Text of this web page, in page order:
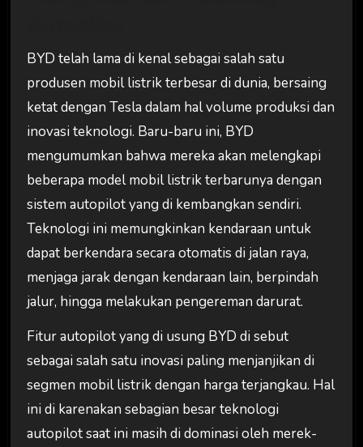
BYD telah lama di kenal sebagai salah satu
produsen mobil listrik terbesar di dunia, bersaing
ketat dengan Tesla dalam hal volume produksi dan
inovasi teknologi. Baru-baru ini, BYD
mengumumkan bahwa mereka akan melengkapi
beberapa model mobil listrik terbarunya dengan
sistem autopilot yang di kembangkan sendiri.
Teknologi ini memungkinkan kendaraan untuk
dapat berkendara secara otomatis di jalan raya,
menjaga jarak dengan kendaraan lain, berpindah
jalur, hingga melakukan pengereman darurat.
Fitur autopilot yang di usung BYD di sebut
sebagai salah satu inovasi paling menjanjikan di
segmen mobil listrik dengan harga terjangkau. Hal
ini di karenakan sebagian besar teknologi
autopilot saat ini masih di dominasi oleh merek-